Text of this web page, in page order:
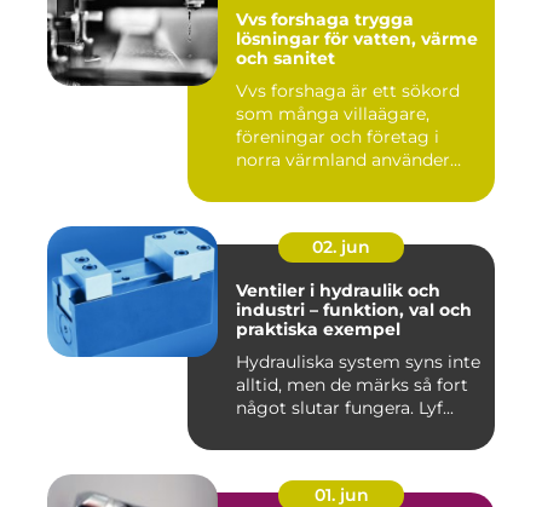
Vvs forshaga trygga
lösningar för vatten, värme
och sanitet
Vvs forshaga är ett sökord
som många villaägare,
föreningar och företag i
norra värmland använder
02. jun
Ventiler i hydraulik och
industri – funktion, val och
praktiska exempel
Hydrauliska system syns inte
alltid, men de märks så fort
något slutar fungera. Lyf...
01. jun